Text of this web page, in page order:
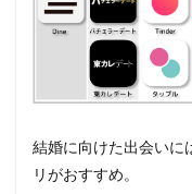
結婚に向けた出会いに
リがおすすめ。